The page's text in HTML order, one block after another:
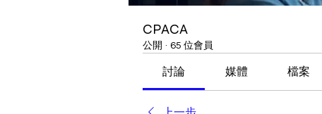
CPACA
公開 · 65 位會員
討論 媒體 檔案